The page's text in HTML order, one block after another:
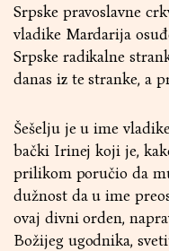
Srpske pravoslavne
vladike Mardarija
Srpske radikalne
danas iz te stranke, a
Šešelju je u ime
bački Irinej koji je,
prilikom poručio da
dužnost da u ime
ovaj divni orden,
Božijeg ugodnika,